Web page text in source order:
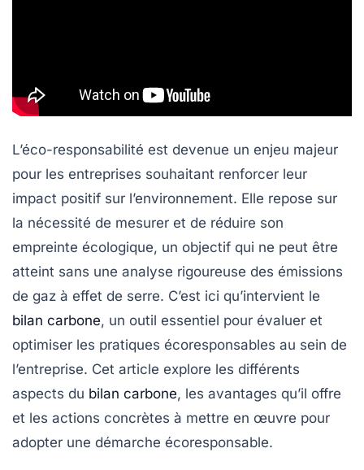
L’éco-responsabilité est devenue un enjeu majeur
pour les entreprises souhaitant renforcer leur
impact positif sur l’environnement. Elle repose sur
la nécessité de mesurer et de réduire son
empreinte écologique, un objectif qui ne peut être
atteint sans une analyse rigoureuse des émissions
de gaz à effet de serre. C’est ici qu’intervient le
bilan carbone, un outil essentiel pour évaluer et
optimiser les pratiques écoresponsables au sein de
l’entreprise. Cet article explore les différents
aspects du bilan carbone, les avantages qu’il offre
et les actions concrètes à mettre en œuvre pour
adopter une démarche écoresponsable.